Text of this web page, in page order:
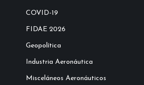
COVID-19
FIDAE 2026
Geopolítica
Industria Aeronáutica
Misceláneos Aeronáuticos